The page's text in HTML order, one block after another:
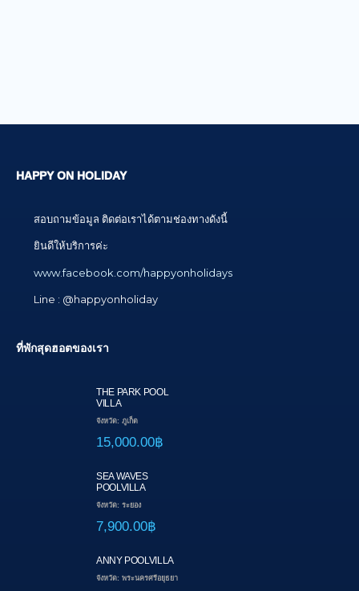
HAPPY ON HOLIDAY
สอบถามข้อมูล ติดต่อเราได้ตามช่องทางดังนี้
ยินดีให้บริการค่ะ
www.facebook.com/happyonholidays
Line : @happyonholiday
ที่พักสุดฮอตของเรา
THE PARK POOL
VILLA
จังหวัด: ภูเก็ต
15,000.00฿
SEA WAVES
POOLVILLA
จังหวัด: ระยอง
7,900.00฿
ANNY POOLVILLA
จังหวัด: พระนครศรีอยุธยา